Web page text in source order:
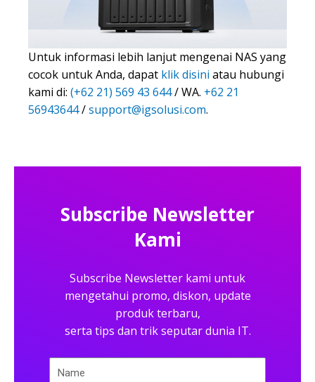
Untuk informasi lebih lanjut mengenai NAS yang
cocok untuk Anda, dapat klik disini atau hubungi
kami di: (+62 21) 569 43 644/ WA. +62 21
56943644/support@igsolusi.com.
Subscribe Newsletter
Kami
Subscribe Newsletter kami untuk
mengetahui promo, diskon, update
produk terbaru,
serta tips dan trik seputar dunia IT.